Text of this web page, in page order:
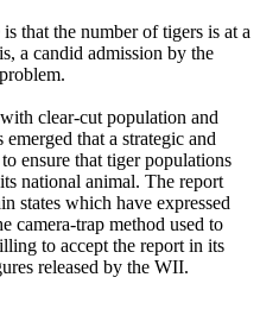
that the number of tigers is at a
a candid admission by the
clear-cut population and
that a strategic and
ensure that tiger populations
national animal. The report
states which have expressed
camera-trap method used to
to accept the report in its
released by the WII.